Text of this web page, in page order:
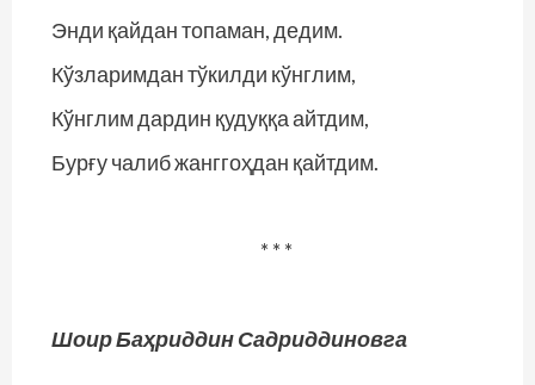
Энди қайдан топаман, дедим.
Кўзларимдан тўкилди кўнглим,
Кўнглим дардин қудуққа айтдим,
Бурғу чалиб жанггоҳдан қайтдим.
* * *
Шоир Баҳриддин Садриддиновга